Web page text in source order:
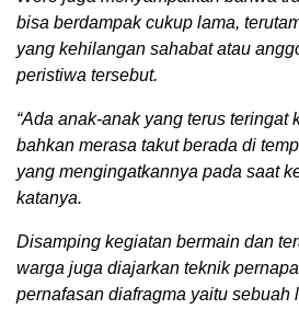
bisa berdampak cukup lama,
yang kehilangan sahabat atau
peristiwa tersebut.
“Ada anak-anak yang terus teringat
bahkan merasa takut berada di
yang mengingatkannya pada saat
katanya.
Disamping kegiatan bermain dan
warga juga diajarkan teknik
pernafasan diafragma yaitu sebuah